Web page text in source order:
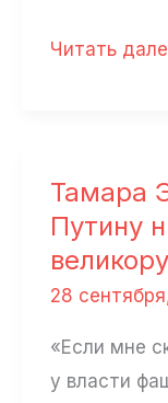
Ричард-
мне
дала
страна,
кроме
Читать
Тамара
Путину
28
«Если мне
у власти